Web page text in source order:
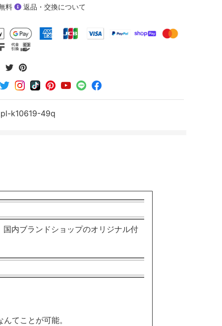
料 返品・交換について
Twitter
シ
ェ
ア
Pinterest
シ
ェ
ア
k10619-49q
内ブランドショップのオリジナル付
てことが可能。